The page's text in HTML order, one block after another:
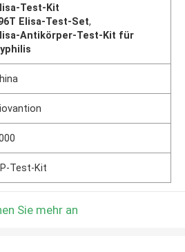
Test-Kit
Elisa-Test-Set,
Antikörper-Test-Kit für
Test-Kit
Sie mehr an